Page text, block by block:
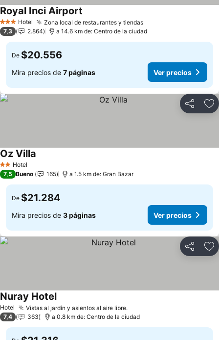
3 Estrellas
Hotel Zona local de restaurantes y tiendas
Royal Inci Airport
7,3 2.864 a 14.6 km de: Centro de la ciudad
De $20.556
Mira precios de 7 páginas Ver precios
Compartir
2 Estrellas
Hotel
Oz Villa
7,5 Bueno 165 a 1.5 km de: Gran Bazar
De $21.284
Mira precios de 3 páginas Ver precios
Compartir
Hotel Vistas al jardín y asientos al aire libre.
Nuray Hotel
7,4 363 a 0.8 km de: Centro de la ciudad